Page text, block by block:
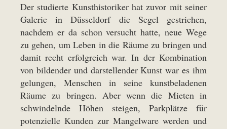
Der studierte Kunsthistoriker hat zuvor mit seiner
Galerie in Düsseldorf die Segel gestrichen,
nachdem er da schon versucht hatte, neue Wege
zu gehen, um Leben in die Räume zu bringen und
damit recht erfolgreich war. In der Kombination
von bildender und darstellender Kunst war es ihm
gelungen, Menschen in seine kunstbeladenen
Räume zu bringen. Aber wenn die Mieten in
schwindelnde Höhen steigen, Parkplätze für
potenzielle Kunden zur Mangelware werden und